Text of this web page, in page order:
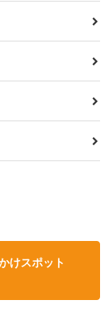
けスポット